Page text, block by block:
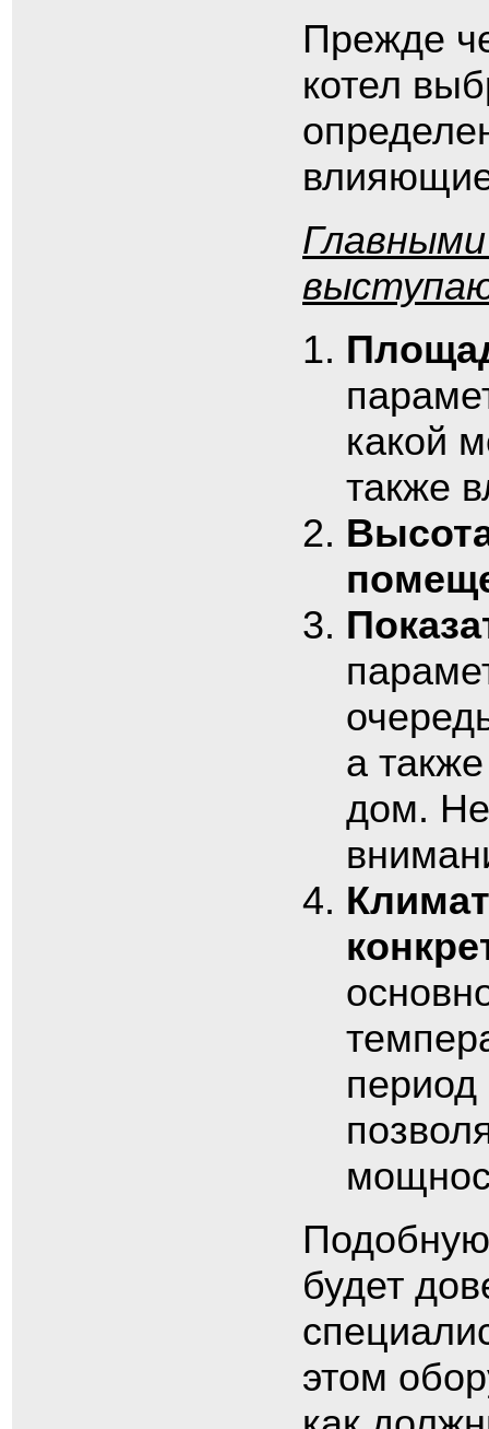
Прежде
котел
какой
также
а
дом.
период
будет
этом